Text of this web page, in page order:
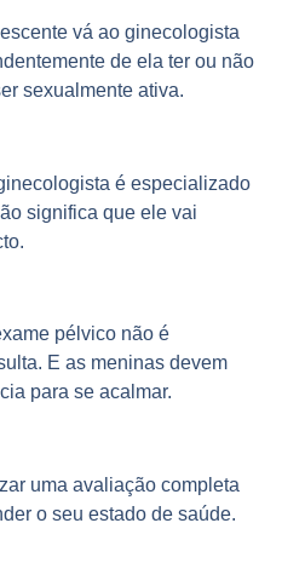
vá ao ginecologista
de ela ter ou não
sexualmente ativa.
é especializado
significa que ele vai
pélvico não é
E as meninas devem
para se acalmar.
uma avaliação completa
o seu estado de saúde.